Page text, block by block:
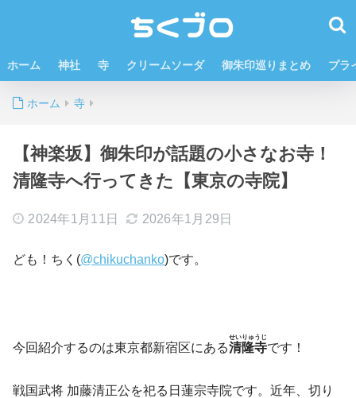
ホーム 神社 寺 クリームソーダ 御朱印巡りまとめ プラ
ホーム 寺
【神楽坂】御朱印が話題の小さなお寺！
清隆寺へ行ってきた【東京の寺院】
2024年1月11日 2026年1月29日
ども！ちく(@chikuchanko)です。
今回紹介するのは東京都新宿区にある清隆寺
せいりゅうじ
です！
戦国武将 加藤清正公を祀る日蓮宗寺院です。近年、切り